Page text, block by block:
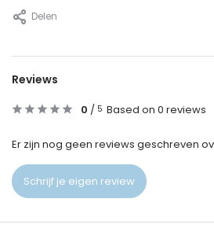
Delen
Reviews
0 / 5 Based on 0 reviews
Er zijn nog geen reviews geschreven
Schrijf je eigen review